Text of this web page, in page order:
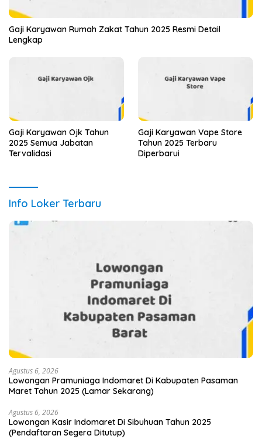
Gaji Karyawan Rumah Zakat Tahun 2025 Resmi Detail
Lengkap
Gaji Karyawan Ojk Tahun
2025 Semua Jabatan
Tervalidasi
Gaji Karyawan Vape Store
Tahun 2025 Terbaru
Diperbarui
Info Loker Terbaru
Agustus 6, 2026
Lowongan Pramuniaga Indomaret Di Kabupaten Pasaman
Maret Tahun 2025 (Lamar Sekarang)
Agustus 6, 2026
Lowongan Kasir Indomaret Di Sibuhuan Tahun 2025
(Pendaftaran Segera Ditutup)